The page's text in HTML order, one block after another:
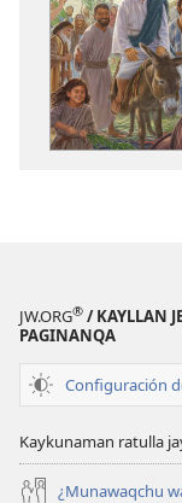
JW.ORG® / KAYLLAN
PAGINANQA
Configuración
Kaykunaman ratulla
¿Munawaqchu